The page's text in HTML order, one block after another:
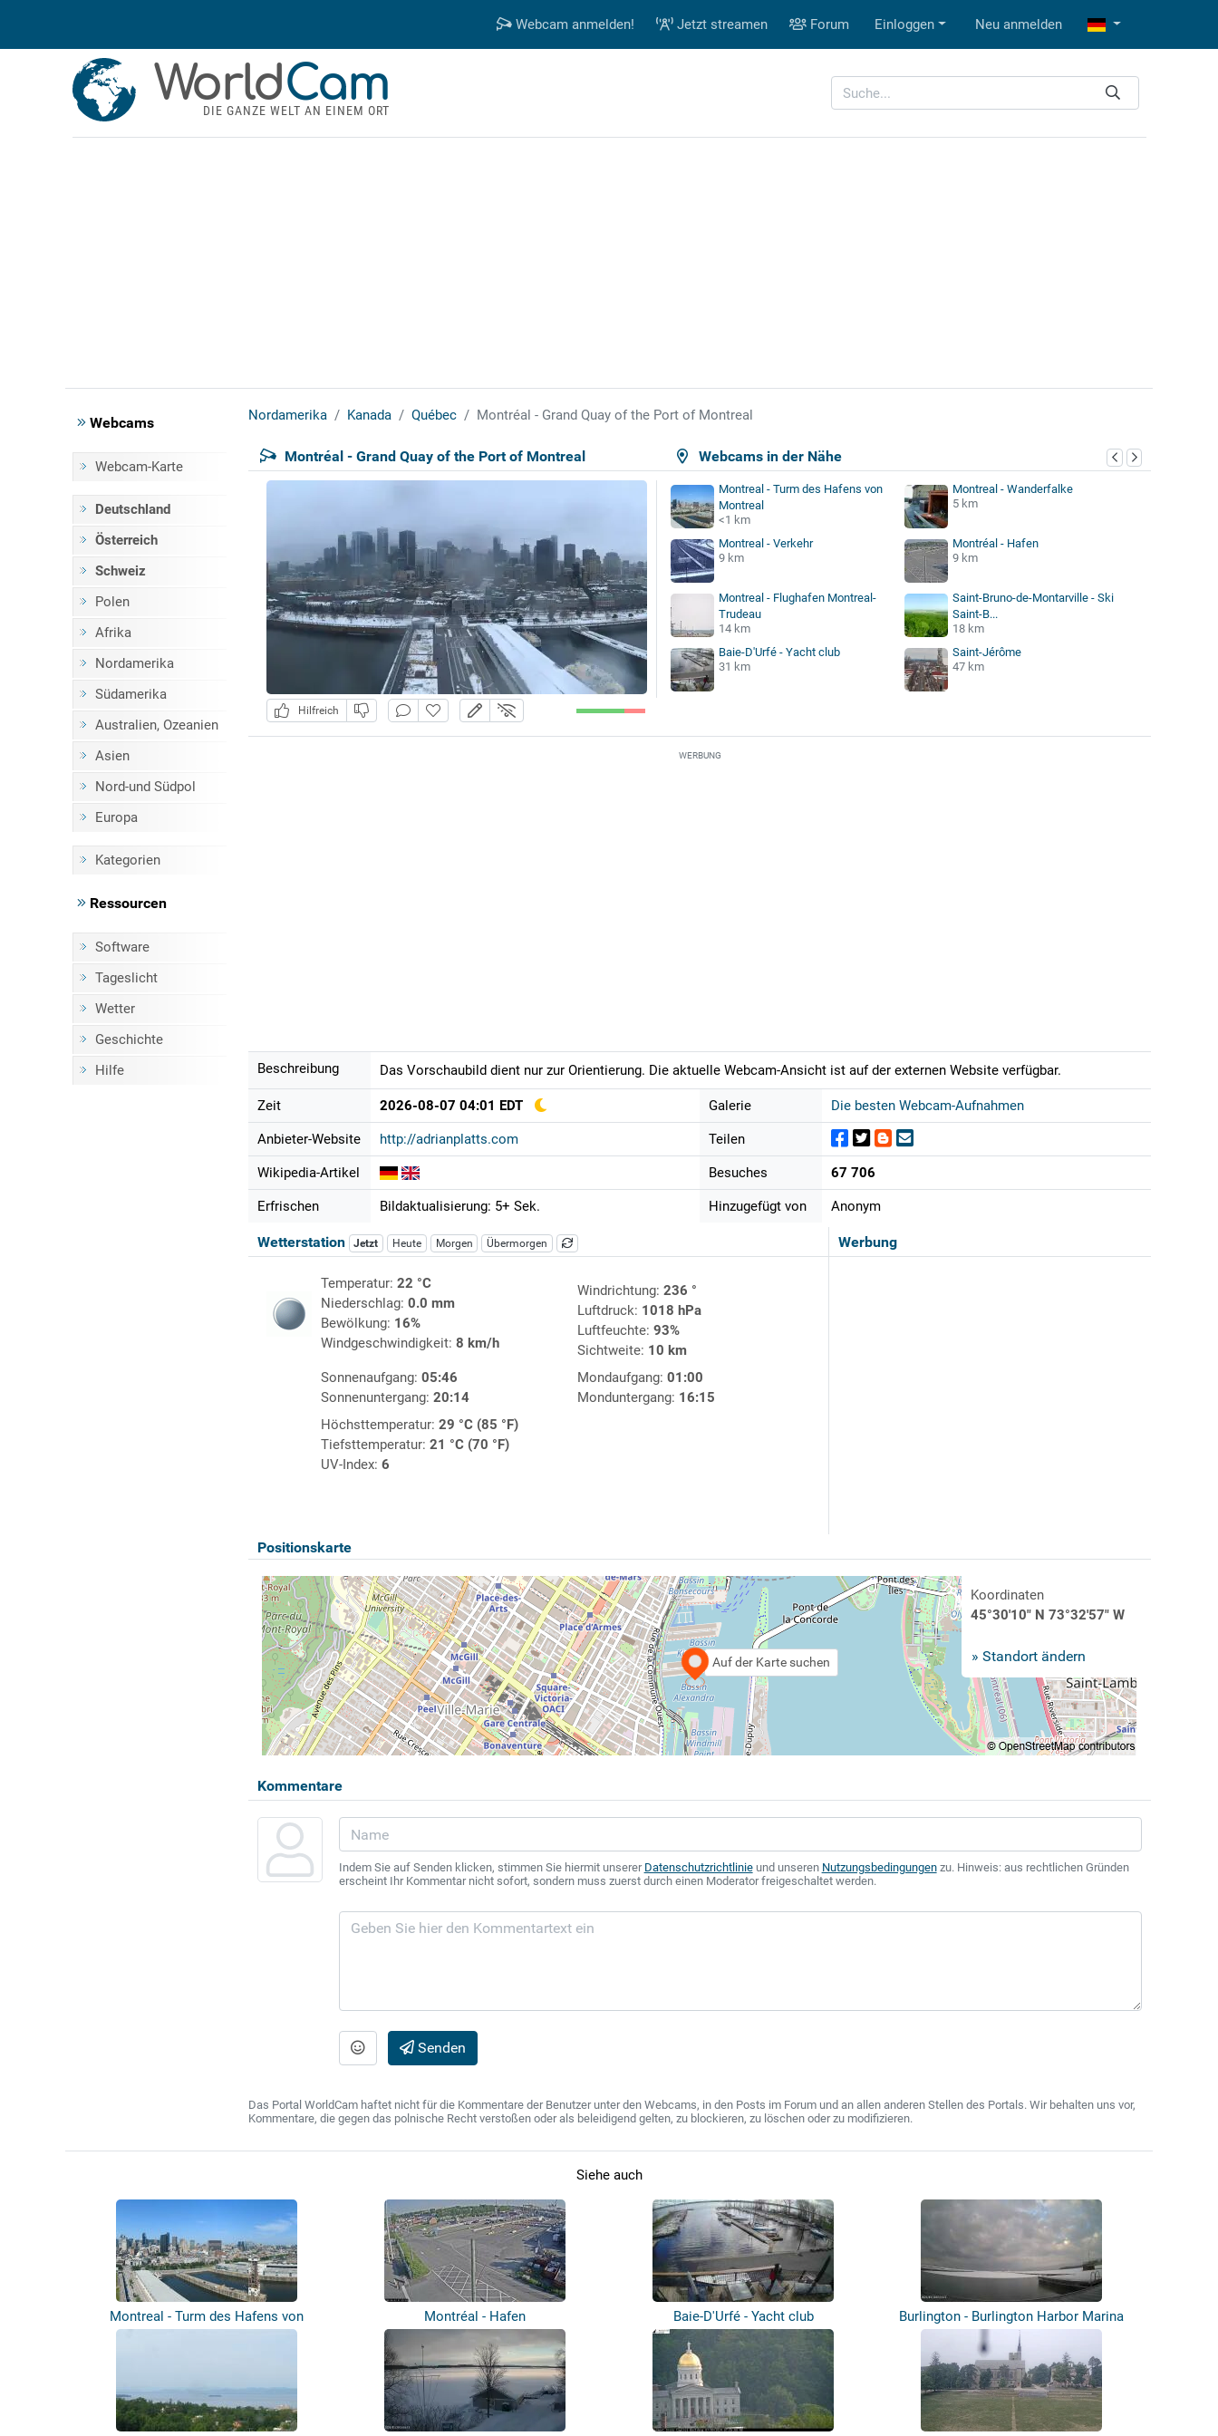
Webcam anmelden! Jetzt streamen Forum Einloggen Neu anmelden
WorldCam
DIE GANZE WELT AN EINEM ORT
Webcams
Webcam-Karte
Deutschland
Österreich
Schweiz
Polen
Afrika
Nordamerika
Südamerika
Australien, Ozeanien
Asien
Nord-und Südpol
Europa
Kategorien
Ressourcen
Software
Tageslicht
Wetter
Geschichte
Hilfe
Nordamerika Kanada Québec Montréal - Grand Quay of the Port of Montreal
Webcams in der Nähe
Montréal - Grand Quay of the Port of Montreal
Hilfreich
Montreal - Turm des Hafens von
Montreal
<1 km
Montreal - Wanderfalke
5 km
Montreal - Verkehr
9 km
Montréal - Hafen
9 km
Montreal - Flughafen Montreal-
Trudeau
14 km
Saint-Bruno-de-Montarville - Ski
Saint-B...
18 km
Baie-D'Urfé - Yacht club
31 km
Saint-Jérôme
47 km
WERBUNG
Beschreibung Das Vorschaubild dient nur zur Orientierung. Die aktuelle Webcam-Ansicht ist auf der externen Website verfügbar.
Zeit 2026-08-07 04:01 EDT
Anbieter-Website http://adrianplatts.com
Wikipedia-Artikel
Erfrischen Bildaktualisierung: 5+ Sek.
Galerie Die besten Webcam-Aufnahmen
Teilen
Besuches 67 706
Hinzugefügt von Anonym
Werbung
Wetterstation Jetzt Heute Morgen Übermorgen
Temperatur: 22 °C
Niederschlag: 0.0 mm
Bewölkung: 16%
Windgeschwindigkeit: 8 km/h
Windrichtung: 236 °
Luftdruck: 1018 hPa
Luftfeuchte: 93%
Sichtweite: 10 km
Sonnenaufgang: 05:46
Sonnenuntergang: 20:14
Mondaufgang: 01:00
Monduntergang: 16:15
Höchsttemperatur: 29 °C (85 °F)
Tiefsttemperatur: 21 °C (70 °F)
UV-Index: 6
Positionskarte
Auf der Karte suchen
Koordinaten
45°30'10" N 73°32'57" W
» Standort ändern
Kommentare
Indem Sie auf Senden klicken, stimmen Sie hiermit unserer Datenschutzrichtlinieund unseren Nutzungsbedingungenzu. Hinweis: aus rechtlichen Gründen
erscheint Ihr Kommentar nicht sofort, sondern muss zuerst durch einen Moderator freigeschaltet werden.
Senden
Das Portal WorldCam haftet nicht für die Kommentare der Benutzer unter den Webcams, in den Posts im Forum und an allen anderen Stellen des Portals. Wir behalten uns vor,
Kommentare, die gegen das polnische Recht verstoßen oder als beleidigend gelten, zu blockieren, zu löschen oder zu modifizieren.
Siehe auch
Montreal - Turm des Hafens von
Montréal - Hafen Baie-D'Urfé - Yacht club Burlington - Burlington Harbor Marina